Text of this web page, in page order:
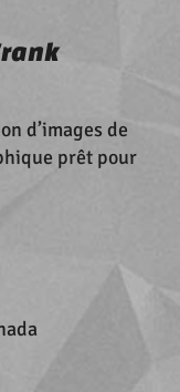
d’images de
prêt pour